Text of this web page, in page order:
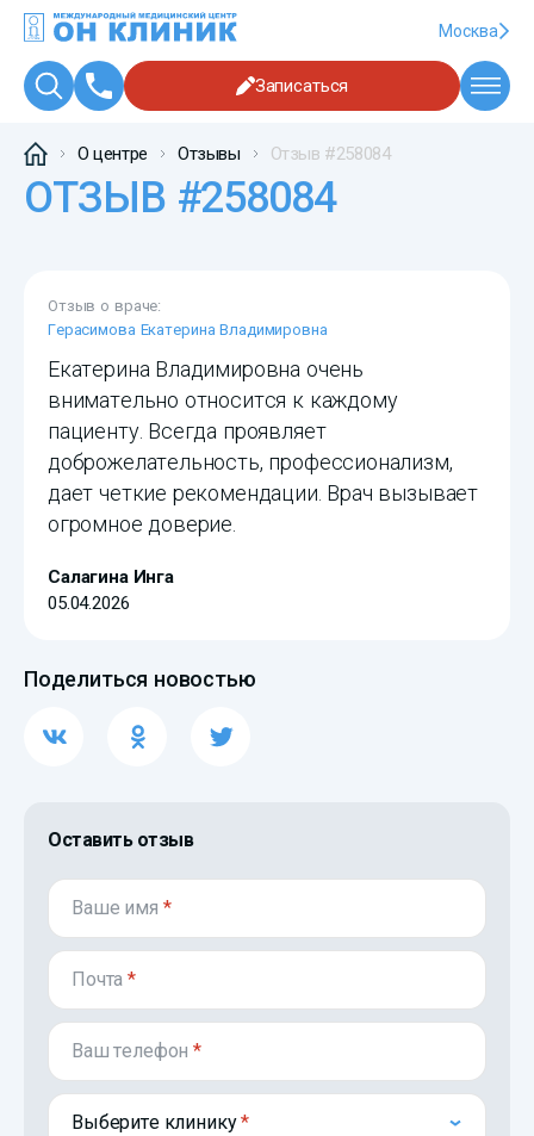
Москва
Записаться
О центре Отзывы Отзыв #258084
ОТЗЫВ #258084
Отзыв о враче:
Герасимова Екатерина Владимировна
Екатерина Владимировна очень
внимательно относится к каждому
пациенту. Всегда проявляет
доброжелательность, профессионализм,
дает четкие рекомендации. Врач вызывает
огромное доверие.
Салагина Инга
05.04.2026
Поделиться новостью
Оставить отзыв
Ваше имя *
Почта*
Ваш телефон*
Выберите клинику